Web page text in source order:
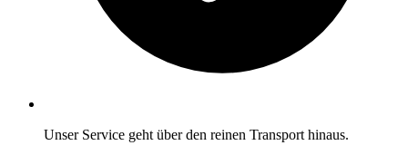
Unser Service geht über den reinen Transport hinaus.